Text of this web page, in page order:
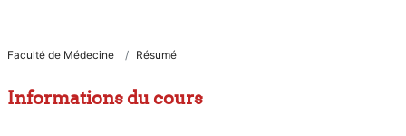
Faculté de Médecine Résumé
Informations du cours